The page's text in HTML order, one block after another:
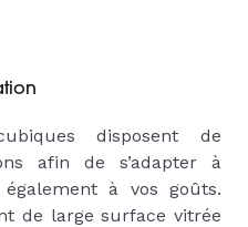
disposent de
afin de s’adapter à
à vos goûts.
de large surface vitrée